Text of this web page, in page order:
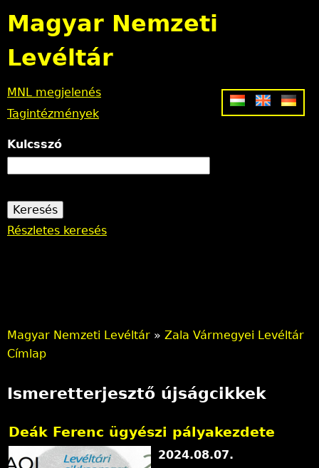
Jump to navigation
Magyar Nemzeti
Levéltár
Kulcsszó
Részletes keresés
MNL megjelenés
Tagintézmények
J
l
e
n
Magyar Nemzeti Levéltár » Zala Vármegyei Levéltár
Címlap
Ismeretterjesztő újságcikkek
Deák Ferenc ügyészi pályakezdete
2024.08.07.